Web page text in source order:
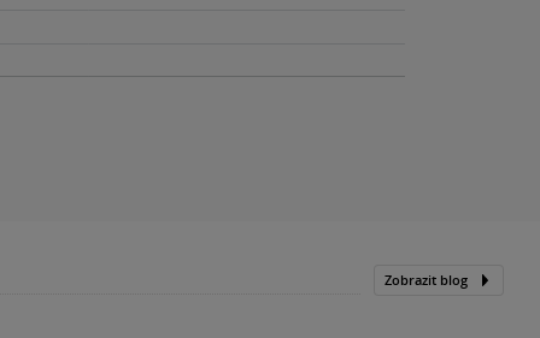
Zobrazit blog